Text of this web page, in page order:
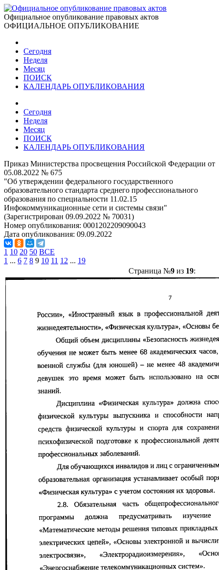
Официальное опубликование правовых актов
ОФИЦИАЛЬНОЕ ОПУБЛИКОВАНИЕ
Сегодня
Неделя
Месяц
ПОИСК
КАЛЕНДАРЬ ОПУБЛИКОВАНИЯ
Сегодня
Неделя
Месяц
ПОИСК
КАЛЕНДАРЬ ОПУБЛИКОВАНИЯ
Приказ Министерства просвещения Российской Федерации от
05.08.2022 № 675
"Об утверждении федерального государственного
образовательного стандарта среднего профессионального
образования по специальности 11.02.15
Инфокоммуникационные сети и системы связи"
(Зарегистрирован 09.09.2022 № 70031)
Номер опубликования: 0001202209090043
Дата опубликования: 09.09.2022
1 10 20 50 ВСЕ
1 ... 6 7 8 9 10 11 12 ... 19
Страница №9из 19: